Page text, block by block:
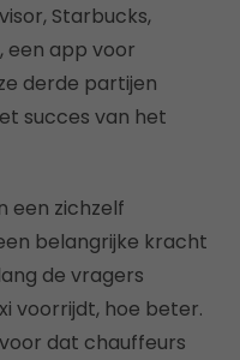
Starbucks,
een app voor
derde partijen
succes van het
een zichzelf
belangrijke kracht
de vragers
voorrijdt, hoe beter.
dat chauffeurs